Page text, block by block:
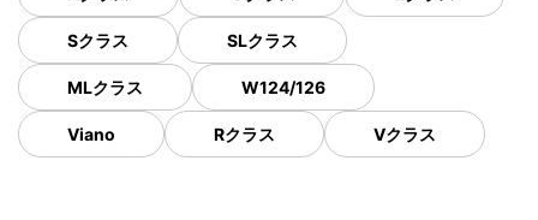
Sクラス SLクラス
MLクラス W124/126
Viano Rクラス Vクラス